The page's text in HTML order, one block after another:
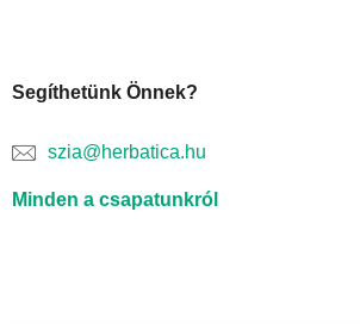
Segíthetünk Önnek?
szia@herbatica.hu
Minden a csapatunkról